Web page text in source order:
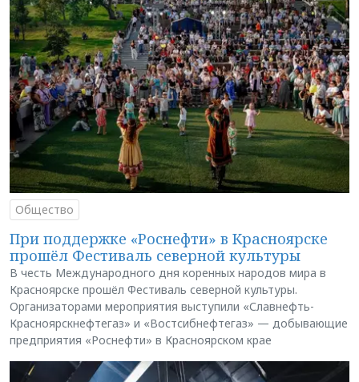
Общество
При поддержке «Роснефти» в Красноярске
прошёл Фестиваль северной культуры
В честь Международного дня коренных народов мира в
Красноярске прошёл Фестиваль северной культуры.
Организаторами мероприятия выступили «Славнефть-
Красноярскнефтегаз» и «Востсибнефтегаз» — добывающие
предприятия «Роснефти» в Красноярском крае